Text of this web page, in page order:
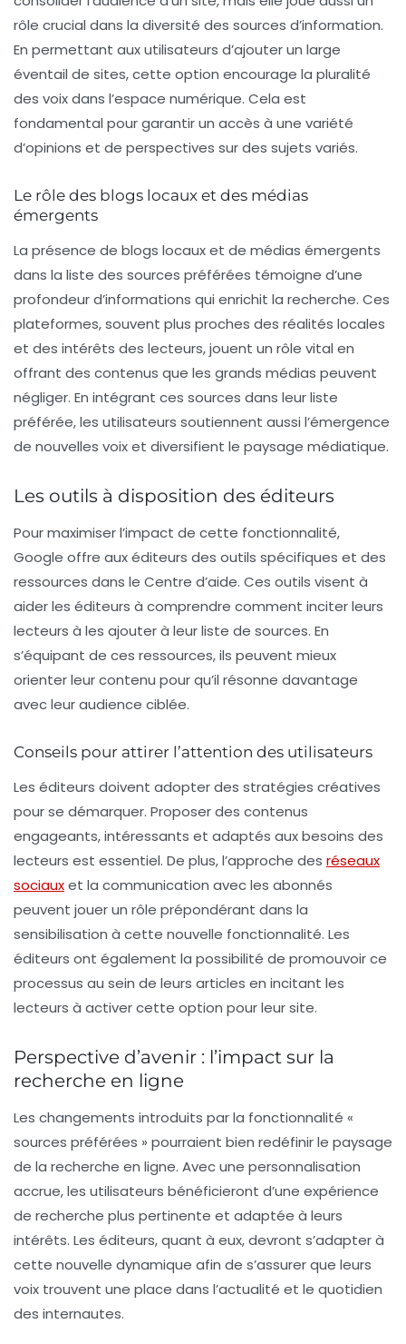
rôle crucial dans la diversité des sources d’information.
En permettant aux utilisateurs d’ajouter un large
éventail de sites, cette option encourage la pluralité
des voix dans l’espace numérique. Cela est
fondamental pour garantir un accès à une variété
d’opinions et de perspectives sur des sujets variés.
Le rôle des blogs locaux et des médias
émergents
La présence de blogs locaux et de médias émergents
dans la liste des sources préférées témoigne d’une
profondeur d’informations qui enrichit la recherche. Ces
plateformes, souvent plus proches des réalités locales
et des intérêts des lecteurs, jouent un rôle vital en
offrant des contenus que les grands médias peuvent
négliger. En intégrant ces sources dans leur liste
préférée, les utilisateurs soutiennent aussi l’émergence
de nouvelles voix et diversifient le paysage médiatique.
Les outils à disposition des éditeurs
Pour maximiser l’impact de cette fonctionnalité,
Google offre aux éditeurs des outils spécifiques et des
ressources dans le Centre d’aide. Ces outils visent à
aider les éditeurs à comprendre comment inciter leurs
lecteurs à les ajouter à leur liste de sources. En
s’équipant de ces ressources, ils peuvent mieux
orienter leur contenu pour qu’il résonne davantage
avec leur audience ciblée.
Conseils pour attirer l’attention des utilisateurs
Les éditeurs doivent adopter des stratégies créatives
pour se démarquer. Proposer des contenus
engageants, intéressants et adaptés aux besoins des
lecteurs est essentiel. De plus, l’approche des réseaux
sociauxet la communication avec les abonnés
peuvent jouer un rôle prépondérant dans la
sensibilisation à cette nouvelle fonctionnalité. Les
éditeurs ont également la possibilité de promouvoir ce
processus au sein de leurs articles en incitant les
lecteurs à activer cette option pour leur site.
Perspective d’avenir : l’impact sur la
recherche en ligne
Les changements introduits par la fonctionnalité «
sources préférées » pourraient bien redéfinir le paysage
de la recherche en ligne. Avec une personnalisation
accrue, les utilisateurs bénéficieront d’une expérience
de recherche plus pertinente et adaptée à leurs
intérêts. Les éditeurs, quant à eux, devront s’adapter à
cette nouvelle dynamique afin de s’assurer que leurs
voix trouvent une place dans l’actualité et le quotidien
des internautes.